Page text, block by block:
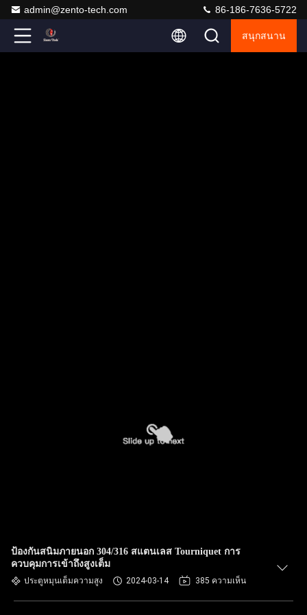
admin@zento-tech.com 86-186-7636-5722
สนุกสนาน
ป้องกันสนิมภายนอก 304/316 สแตนเลส Tourniquet การ
ควบคุมการเข้าถึงสูงเต็ม
ประตูหมุนเต็มความสูง 2024-03-14 385 ความเห็น